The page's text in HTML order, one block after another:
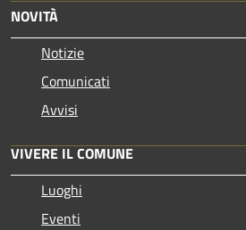
NOVITÀ
Notizie
Comunicati
Avvisi
VIVERE IL COMUNE
Luoghi
Eventi